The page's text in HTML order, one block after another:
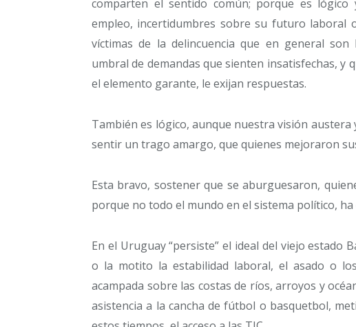
comparten el sentido común; porque es
empleo, incertidumbres sobre su futuro laboral
víctimas de la delincuencia que en general
umbral de demandas que sienten insatisfechas, y
el elemento garante, le exijan respuestas.
También es lógico, aunque nuestra visión
sentir un trago amargo, que quienes mejoraron
Esta bravo, sostener que se aburguesaron,
porque no todo el mundo en el sistema político,
En el Uruguay “persiste” el ideal del viejo estado
o la motito la estabilidad laboral, el asado o
acampada sobre las costas de ríos, arroyos y
asistencia a la cancha de fútbol o basquetbol,